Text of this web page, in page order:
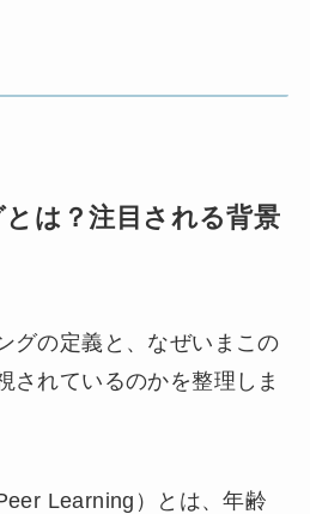
は？注目される背景
グの定義と、なぜいまこの
されているのかを整理しま
Learning）とは、年齢